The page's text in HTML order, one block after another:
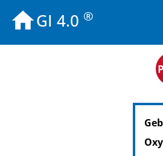
GI 4.0 ®
PZN:
PPN: